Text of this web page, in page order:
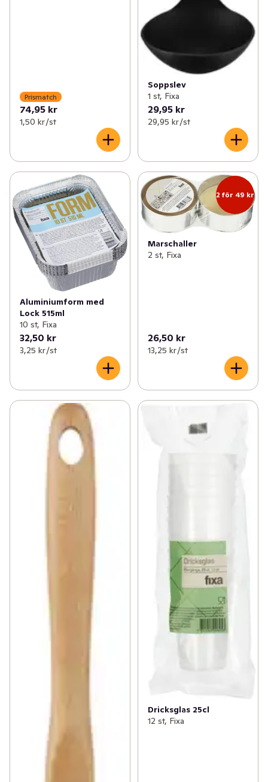
Prismatch
74,95 kr
1,50 kr /st
Soppslev
1 st, Fixa
29,95 kr
29,95 kr /st
Aluminiumform med
Lock 515ml
10 st, Fixa
32,50 kr
3,25 kr /st
2 för 49 kr
Marschaller
2 st, Fixa
26,50 kr
13,25 kr /st
Dricksglas 25cl
12 st, Fixa